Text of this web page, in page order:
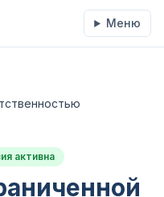
Меню
активна